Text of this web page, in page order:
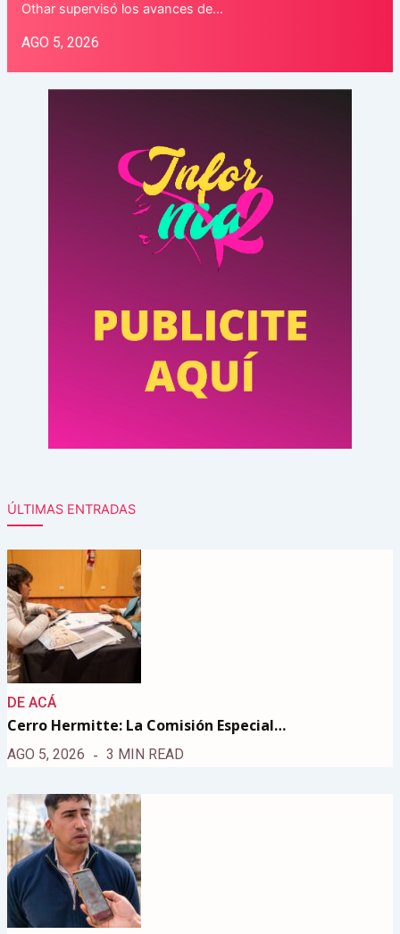
Othar supervisó los avances de…
AGO 5, 2026
ÚLTIMAS ENTRADAS
DE ACÁ
Cerro Hermitte: La Comisión Especial…
AGO 5, 2026 3 MIN READ